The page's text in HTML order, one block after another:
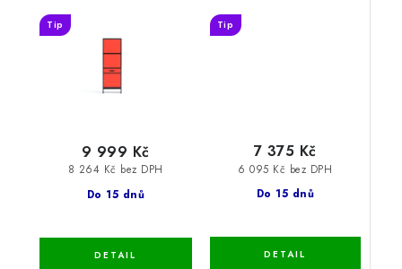
Tip
Do 15 dnů
8 264 Kč bez DPH
9 999 Kč
Tip
Do 15 dnů
6 095 Kč bez DPH
7 375 Kč